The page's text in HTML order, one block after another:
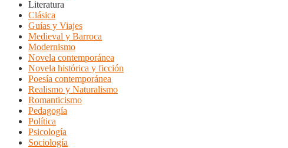
Literatura
Clásica
Guías y Viajes
Medieval y Barroca
Modernismo
Novela contemporánea
Novela histórica y ficción
Poesía contemporánea
Realismo y Naturalismo
Romanticismo
Pedagogía
Política
Psicología
Sociología